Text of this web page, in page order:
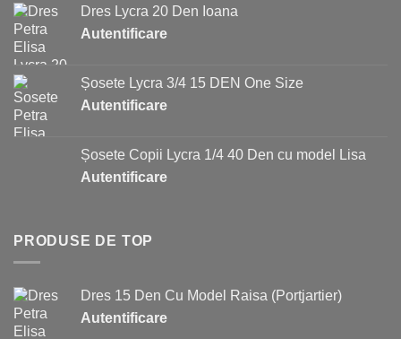
Dres Lycra 20 Den Ioana
Autentificare
Șosete Lycra 3/4 15 DEN One Size
Autentificare
Șosete Copii Lycra 1/4 40 Den cu model Lisa
Autentificare
PRODUSE DE TOP
Dres 15 Den Cu Model Raisa (Portjartier)
Autentificare